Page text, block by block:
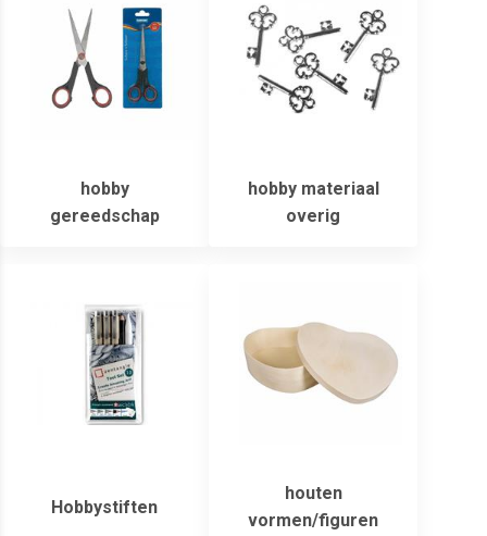
hobby
gereedschap
hobby materiaal
overig
Hobbystiften
houten
vormen/figuren